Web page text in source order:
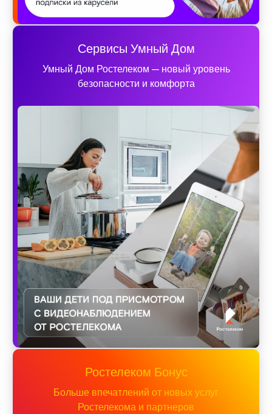
Сервисы Умный Дом
Умный Дом Ростелеком — новый уровень
безопасности и комфорта
Ростелеком Бонус
Больше впечатлений от новых услуг
Ростелекома и партнеров